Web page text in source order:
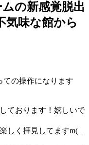
の新感覚脱出
気味な館から
ての操作になります
ております！嬉しいで
しく拝見してますm(_